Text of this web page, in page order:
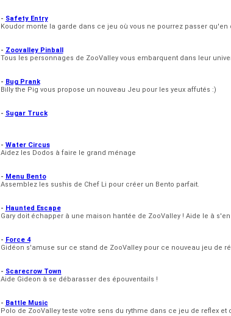
- Safety Entry
Koudor monte la garde dans ce jeu où vous ne pourrez passer
- Zoovalley Pinball
Tous les personnages de ZooValley vous embarquent dans leur
- Bug Prank
Billy the Pig vous propose un nouveau Jeu pour les yeux affutés :)
- Sugar Truck
- Water Circus
Aidez les Dodos à faire le grand ménage
- Menu Bento
Assemblez les sushis de Chef Li pour créer un Bento parfait.
- Haunted Escape
Gary doit échapper à une maison hantée de ZooValley ! Aide le à
- Force 4
Gidéon s'amuse sur ce stand de ZooValley pour ce nouveau jeu de
- Scarecrow Town
Aide Gideon à se débarasser des épouventails !
- Battle Music
Polo de ZooValley teste votre sens du rythme dans ce jeu de reflex